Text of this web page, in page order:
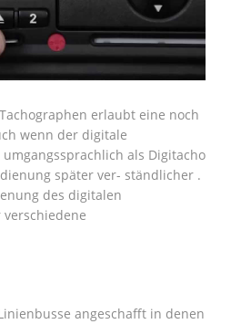
erlaubt eine noch
wenn der digitale
als Digitacho
später ver- ständlicher .
des digitalen
angeschafft in denen